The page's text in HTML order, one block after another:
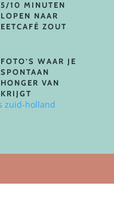
5/10 MINUTEN
LOPEN NAAR
EETCAFÉ ZOUT
FOTO’S WAAR JE
SPONTAAN
HONGER VAN
KRIJGT